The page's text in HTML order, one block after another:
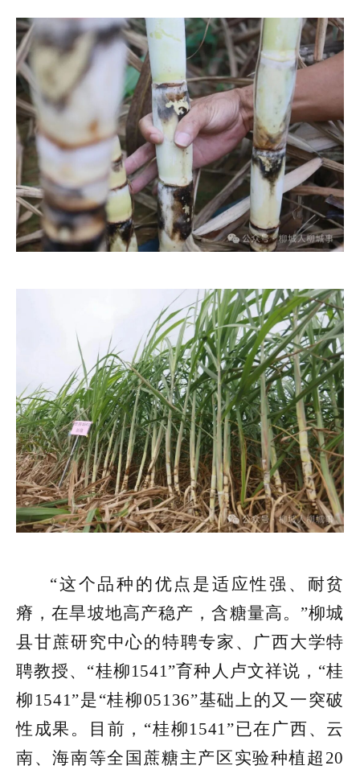
“这个品种的优点是适应性强、耐贫
瘠，在旱坡地高产稳产，含糖量高。”柳城
县甘蔗研究中心的特聘专家、广西大学特
聘教授、“桂柳1541”育种人卢文祥说，“桂
柳1541”是“桂柳05136”基础上的又一突破
性成果。目前，“桂柳1541”已在广西、云
南、海南等全国蔗糖主产区实验种植超20